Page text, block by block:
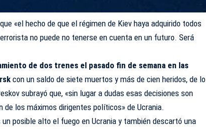
«el hecho de que el régimen de Kiev haya adquirido todos
no puede no tenerse en cuenta en un futuro. Será
de dos trenes el pasado fin de semana en las
con un saldo de siete muertos y más de cien heridos, de lo
subrayó que, «sin lugar a dudas esas decisiones son
de los máximos dirigentes políticos» de Ucrania.
posible alto el fuego en Ucrania y también descartó una